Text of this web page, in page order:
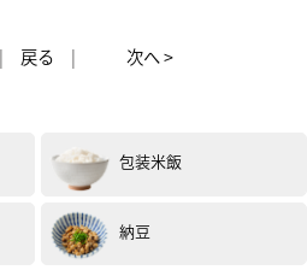
★★★★★
プルにおにぎりにつけて味わ
アクセントが効いていて、辛い
戻る | 次へ >
包装米飯
納豆